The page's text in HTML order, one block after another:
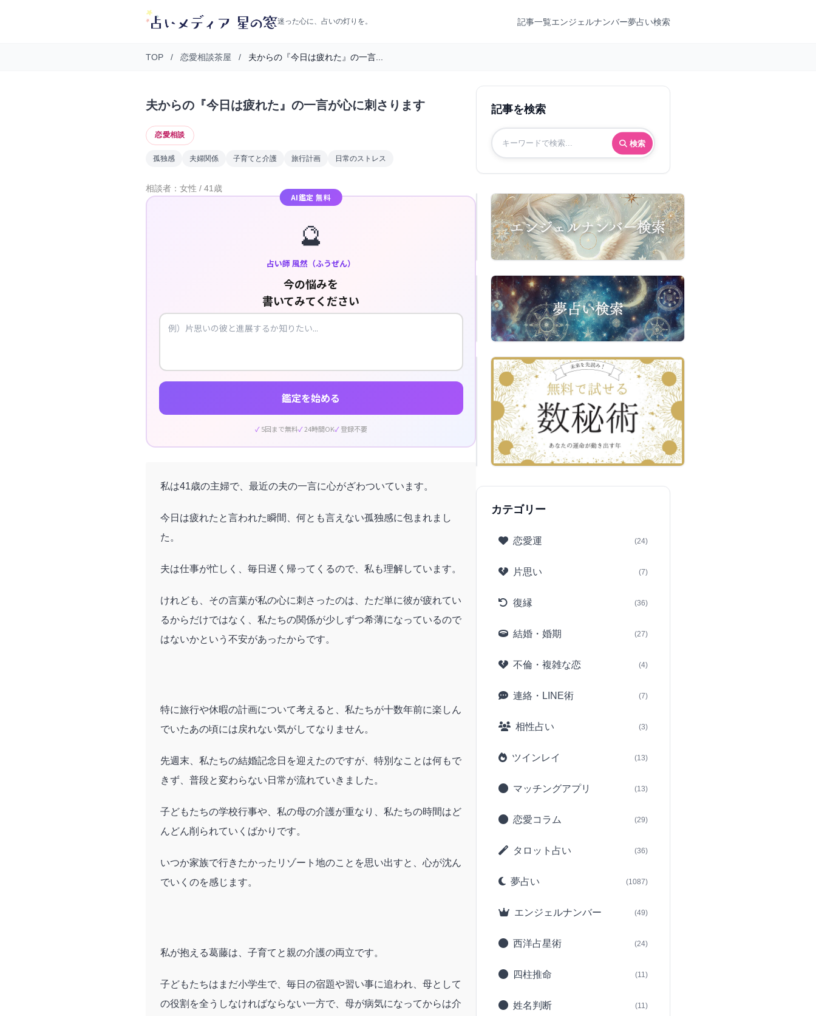
迷った心に、占いの灯りを。 記事一覧エンジェルナンバー夢占い検索
TOP / 恋愛相談茶屋 / 夫からの『今日は疲れた』の一言...
夫からの『今日は疲れた』の一言が心に刺さります
恋愛相談
孤独感 夫婦関係 子育てと介護 旅行計画 日常のストレス
相談者：女性 / 41歳
AI鑑定 無料
🔮
占い師 風然（ふうぜん）
今の悩みを
書いてみてください
鑑定を始める
5回まで無料 24時間OK 登録不要
私は41歳の主婦で、最近の夫の一言に心がざわついています。
今日は疲れたと言われた瞬間、何とも言えない孤独感に包まれまし
た。
夫は仕事が忙しく、毎日遅く帰ってくるので、私も理解しています。
けれども、その言葉が私の心に刺さったのは、ただ単に彼が疲れてい
るからだけではなく、私たちの関係が少しずつ希薄になっているので
はないかという不安があったからです。
特に旅行や休暇の計画について考えると、私たちが十数年前に楽しん
でいたあの頃には戻れない気がしてなりません。
先週末、私たちの結婚記念日を迎えたのですが、特別なことは何もで
きず、普段と変わらない日常が流れていきました。
子どもたちの学校行事や、私の母の介護が重なり、私たちの時間はど
んどん削られていくばかりです。
いつか家族で行きたかったリゾート地のことを思い出すと、心が沈ん
でいくのを感じます。
私が抱える葛藤は、子育てと親の介護の両立です。
子どもたちはまだ小学生で、毎日の宿題や習い事に追われ、母として
の役割を全うしなければならない一方で、母が病気になってからは介
記事を検索
検索
カテゴリー
恋愛運 (24)
片思い (7)
復縁 (36)
結婚・婚期 (27)
不倫・複雑な恋 (4)
連絡・LINE術 (7)
相性占い (3)
ツインレイ (13)
マッチングアプリ (13)
恋愛コラム (29)
タロット占い (36)
夢占い (1087)
エンジェルナンバー (49)
西洋占星術 (24)
四柱推命 (11)
姓名判断 (11)